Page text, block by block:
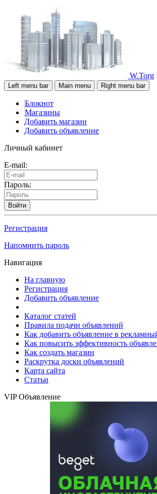
W.Torg
Left menu bar Main menu Right menu bar
Блокнот
Магазины
Добавить магазин
Добавить объявление
Личный кабинет
E-mail:
Пароль:
Войти
Регистрация
Напомнить пароль
Навигация
На главную
Регистрация
Добавить объявление
Каталог статей
Правила подачи объявлений
Как добавить объявление в
Как повысить эффективность
Как создать магазин
Раскрутка доски объявлений
Карта сайта
Статьи
VIP Объявление